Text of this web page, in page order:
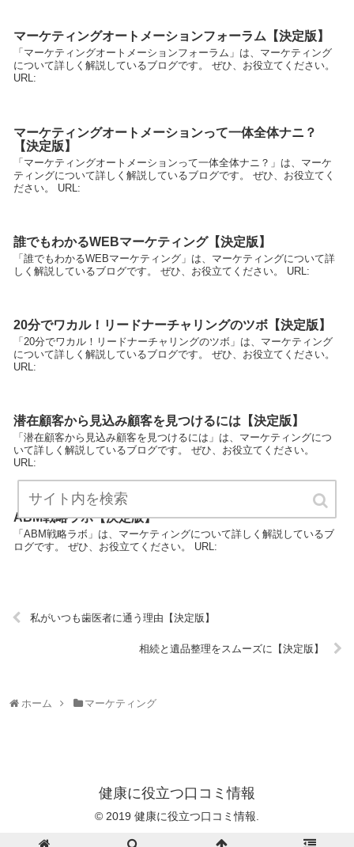
マーケティングオートメーションフォーラム【決定版】
「マーケティングオートメーションフォーラム」は、マーケティング
について詳しく解説しているブログです。 ぜひ、お役立てください。
URL:
マーケティングオートメーションって一体全体ナニ？
【決定版】
「マーケティングオートメーションって一体全体ナニ？」は、マーケ
ティングについて詳しく解説しているブログです。 ぜひ、お役立てく
ださい。 URL:
誰でもわかるWEBマーケティング【決定版】
「誰でもわかるWEBマーケティング」は、マーケティングについて詳
しく解説しているブログです。 ぜひ、お役立てください。 URL:
20分でワカル！リードナーチャリングのツボ【決定版】
「20分でワカル！リードナーチャリングのツボ」は、マーケティング
について詳しく解説しているブログです。 ぜひ、お役立てください。
URL:
潜在顧客から見込み顧客を見つけるには【決定版】
「潜在顧客から見込み顧客を見つけるには」は、マーケティングにつ
いて詳しく解説しているブログです。 ぜひ、お役立てください。
URL:
ABM戦略ラボ【決定版】
「ABM戦略ラボ」は、マーケティングについて詳しく解説しているブ
ログです。 ぜひ、お役立てください。 URL:
私がいつも歯医者に通う理由【決定版】
相続と遺品整理をスムーズに【決定版】
ホーム マーケティング
健康に役立つ口コミ情報
© 2019 健康に役立つ口コミ情報.